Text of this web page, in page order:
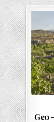
Geo